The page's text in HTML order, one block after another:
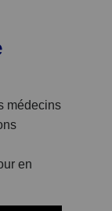
médecins
en